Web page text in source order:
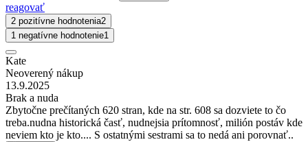
reagovať
2 pozitívne hodnotenia2
1 negatívne hodnotenie1
Kate
Neoverený nákup
13.9.2025
Brak a nuda
Zbytočne prečítaných 620 stran, kde na str. 608 sa dozviete to čo
treba.nudna historická časť, nudnejsia prítomnosť, milión postáv kde
neviem kto je kto.... S ostatnými sestrami sa to nedá ani porovnať..